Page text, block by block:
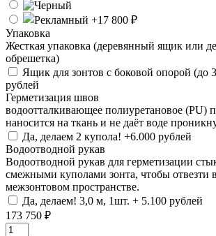
Упаковка
Жесткая упаковка (деревянный ящик или
обрешетка)
Ящик для зонтов с боковой опорой (до
рублей
Герметизация швов
водоотталкивающее полиуретановое (PU)
наносится на ткань и не даёт воде
Да, делаем 2 купола! +6.000 рублей
Водоотводной рукав
Водоотводной рукав для герметизации
смежными куполами зонта, чтобы отвезти
межзонтовом пространстве.
Да, делаем! 3,0 м, 1шт. + 5.100 рублей
173 750 ₽